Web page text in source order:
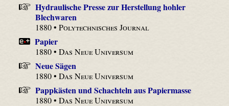
Hydraulische Presse zur Herstellung hohler
Blechwaren
1880 •Polytechnisches Journal
Papier
1880 •Das Neue Universum
Neue Sägen
1880 •Das Neue Universum
Pappkästen und Schachteln aus Papiermasse
1880 •Das Neue Universum